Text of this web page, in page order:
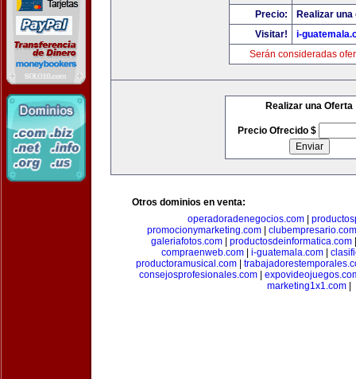
Precio:
Realizar
Visitar!
i-
Serán consideradas
Realizar una Oferta
Precio Ofrecido $
Otros dominios en venta:
operadoradenegocios.com|
promocionymarketing.com| clubempresario.com
galeriafotos.com
productosdeinformatica.com
compraenweb.com| i-guatemala.com|
productoramusical.com
consejosprofesionales.com|
marketing1x1.com